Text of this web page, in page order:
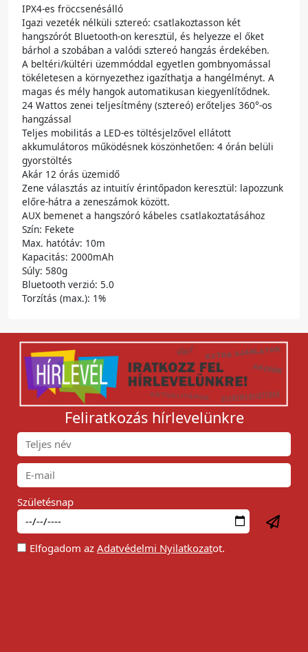
IPX4-es fröccsenésálló
Igazi vezeték nélküli sztereó: csatlakoztasson két
hangszórót Bluetooth-on keresztül, és helyezze el őket
bárhol a szobában a valódi sztereó hangzás érdekében.
A beltéri/kültéri üzemmóddal egyetlen gombnyomással
tökéletesen a környezethez igazíthatja a hangélményt. A
magas és mély hangok automatikusan kiegyenlítődnek.
24 Wattos zenei teljesítmény (sztereó) erőteljes 360°-os
hangzással
Teljes mobilitás a LED-es töltésjelzővel ellátott
akkumulátoros működésnek köszönhetően: 4 órán belüli
gyorstöltés
Akár 12 órás üzemidő
Zene választás az intuitív érintőpadon keresztül: lapozzunk
előre-hátra a zeneszámok között.
AUX bemenet a hangszóró kábeles csatlakoztatásához
Szín: Fekete
Max. hatótáv: 10m
Kapacitás: 2000mAh
Súly: 580g
Bluetooth verzió: 5.0
Torzítás (max.): 1%
Feliratkozás hírlevelünkre
Születésnap
Elfogadom az Adatvédelmi Nyilatkozatot.